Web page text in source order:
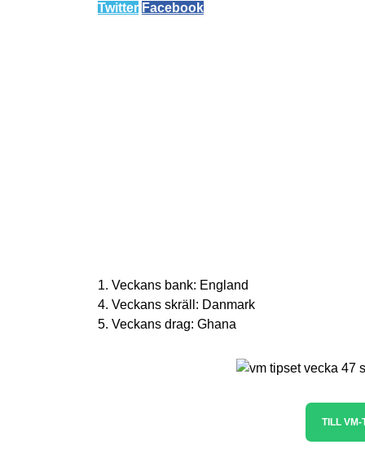
Twitter Facebook
1. Veckans bank: England
4. Veckans skräll: Danmark
5. Veckans drag: Ghana
TILL VM-